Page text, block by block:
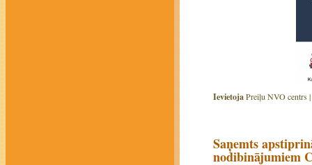
IevietojaPreiļu NVO centrs |
Saņemts
nodibinājumiem